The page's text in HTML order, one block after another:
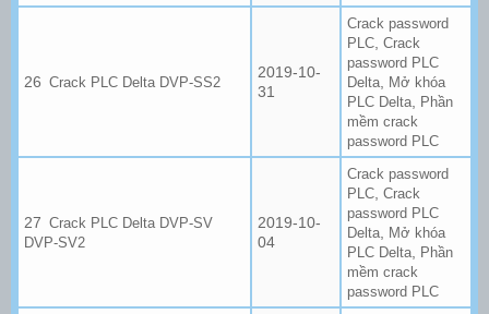
Crack PLC Delta DVP-SS2
2019-10-
31
Crack password
PLC Crack
password PLC
Delta
Mở khóa
PLC Delta
Phần
mềm crack
password PLC
Crack PLC Delta DVP-SV
DVP-SV2
2019-10-
04
Crack password
PLC Crack
password PLC
Delta
Mở khóa
PLC Delta
Phần
mềm crack
password PLC